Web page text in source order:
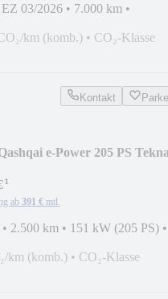
EZ 03/2026 • 7.000 km •
km (komb.) • CO₂-Klasse
Kontakt
e-Power 205 PS
¹
ab 391 € mtl.
• 2.500 km • 151 kW (205 PS) •
km (komb.) • CO₂-Klasse